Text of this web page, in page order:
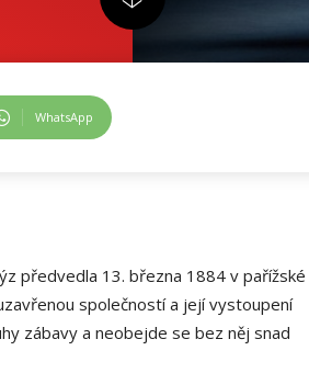
WhatsApp
předvedla 13. března 1884 v pařížské
společností a její vystoupení
zábavy a neobejde se bez něj snad